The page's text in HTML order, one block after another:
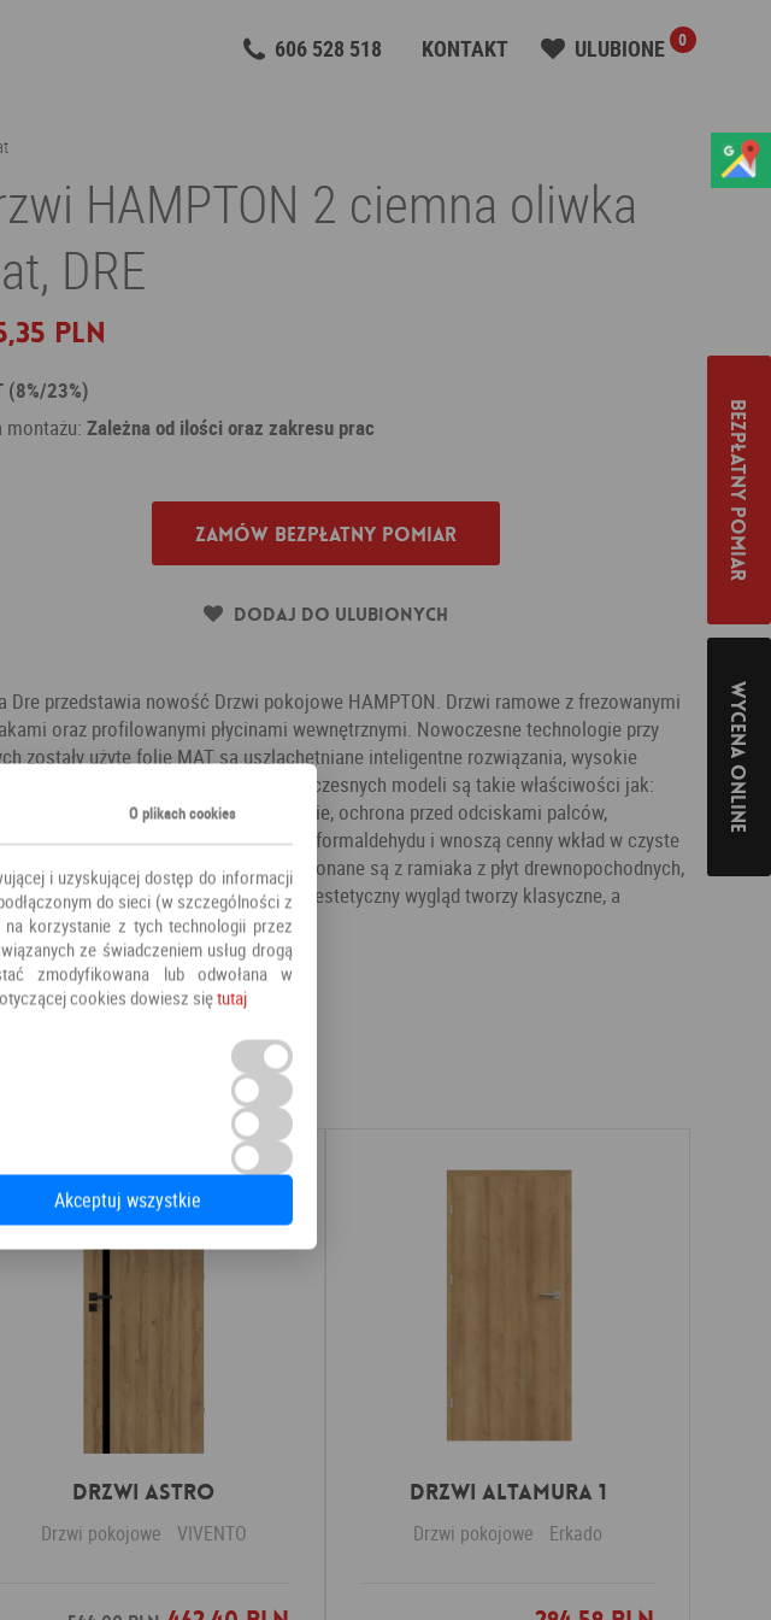
606 528 518 KONTAKT ULUBIONE 0
HAMPTON 2 ciemna oliwka
DRE
PLN
(8%/23%)
montażu: Zależna od ilości oraz zakresu prac
Zamów bezpłatny pomiar
Dodaj do ulubionych
Dre przedstawia nowość Drzwi pokojowe HAMPTON. Drzwi ramowe z frezowanymi
oraz profilowanymi płycinami wewnętrznymi. Nowoczesne technologie przy
zostały użyte folie MAT są uszlachetniane inteligentne rozwiązania, wysokie
dodatkowym atutem tych nowoczesnych modeli są takie właściwości jak:
na zarysowania, łatwe czyszczenie, ochrona przed odciskami palców,
na plamy. Ponadto nie zawierają formaldehydu i wnoszą cenny wkład w czyste
w naszych pomieszczeniach. Wykonane są z ramiaka z płyt drewnopochodnych,
profilowane MDF gr.19mm. Matowy, estetyczny wygląd tworzy klasyczne, a
nowoczesne wykończenie.
Drzwi pokojowe
DRE
Drzwi ASTRO
Drzwi pokojowe VIVENTO
Drzwi Altamura 1
Drzwi pokojowe Erkado
Bezpłatny pomiar
Wycena online
O plikach cookies
i uzyskującej dostęp do informacji
do sieci (w szczególności z
korzystanie z tych technologii przez
ze świadczeniem usług drogą
zmodyfikowana lub odwołana w
cookies dowiesz siętutaj
Akceptuj wszystkie